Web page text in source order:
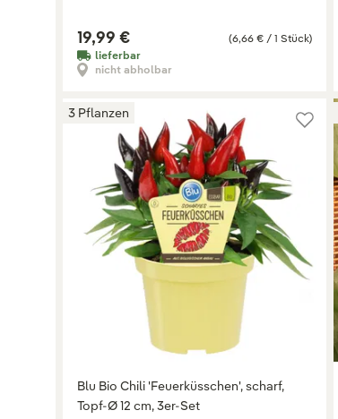
(6,66 € / 1 Stück)
19,99 €
lieferbar
nicht abholbar
3 Pflanzen
Blu Bio Chili 'Feuerküsschen', scharf,
Topf-Ø 12 cm, 3er-Set